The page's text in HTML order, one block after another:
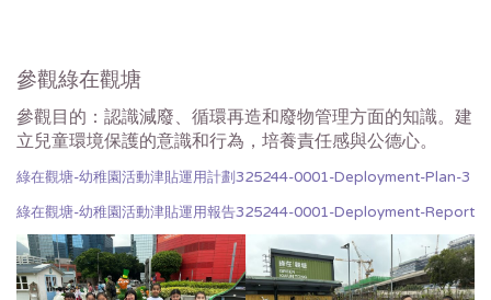
參觀綠在觀塘
參觀目的：認識減廢、循環再造和廢物管理方面的知識。建
立兒童環境保護的意識和行為，培養責任感與公德心。
綠在觀塘-幼稚園活動津貼運用計劃325244-0001-Deployment-Plan-3
綠在觀塘-幼稚園活動津貼運用報告325244-0001-Deployment-Report